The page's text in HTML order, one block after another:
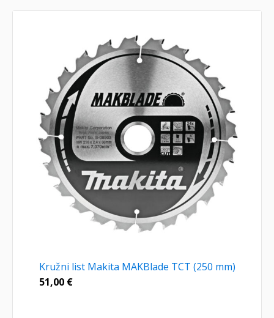
Kružni list Makita MAKBlade TCT (250 mm)
51,00 €